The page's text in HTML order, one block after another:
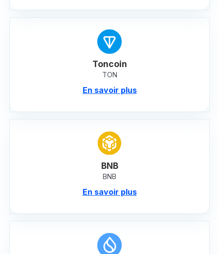
Toncoin
TON
En savoir plus
BNB
BNB
En savoir plus